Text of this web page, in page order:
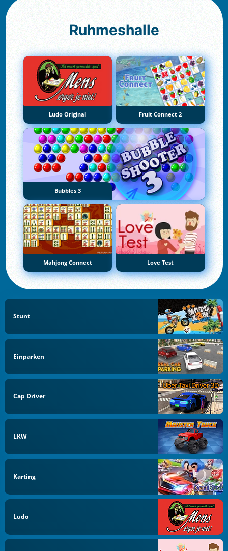
Ruhmeshalle
Ludo Original Fruit Connect 2
Bubbles 3
Mahjong Connect Love Test
Stunt
Einparken
Cap Driver
LKW
Karting
Ludo